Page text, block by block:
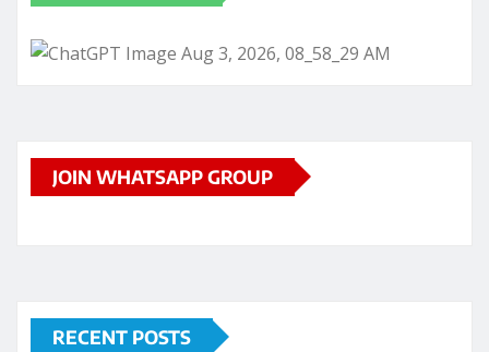
JOIN WHATSAPP GROUP
RECENT POSTS